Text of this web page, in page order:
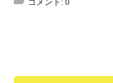
コメント: 0